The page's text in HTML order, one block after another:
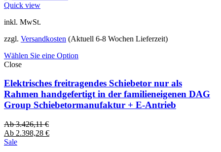
Quick view
inkl. MwSt.
zzgl. Versandkosten (Aktuell 6-8 Wochen Lieferzeit)
Wählen Sie eine Option
Close
Elektrisches freitragendes Schiebetor nur als
Rahmen handgefertigt in der familieneigenen DAG
Group Schiebetormanufaktur + E-Antrieb
Ab3.426,11€
Ab 2.398,28 €
Sale